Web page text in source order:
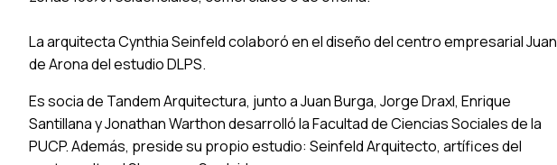
La arquitecta Cynthia Seinfeld colaboró en el diseño del centro empresarial Juan
de Arona del estudio DLPS.
Es socia de Tandem Arquitectura, junto a Juan Burga, Jorge Draxl, Enrique
Santillana y Jonathan Warthon desarrolló la Facultad de Ciencias Sociales de la
PUCP. Además, preside su propio estudio: Seinfeld Arquitecto, artífices del